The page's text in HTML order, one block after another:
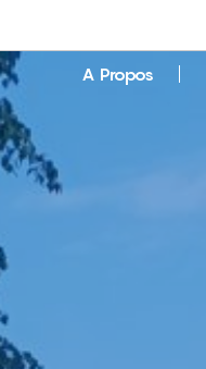
A Propos